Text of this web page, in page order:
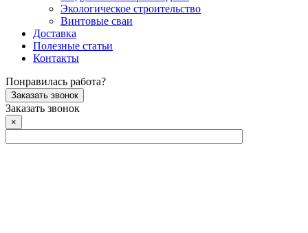
Экологическое строительство
Винтовые сваи
Доставка
Полезные статьи
Контакты
Понравилась работа?
Заказать звонок
Заказать звонок
×